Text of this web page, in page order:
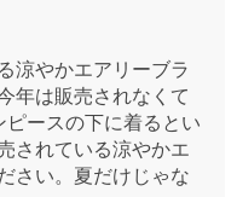
涼やかエアリーブラ
年は販売されなくて
ースの下に着るとい
されている涼やかエ
さい。夏だけじゃな